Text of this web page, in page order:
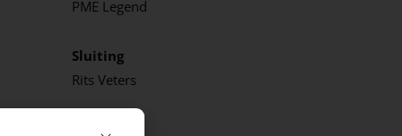
PME Legend
Sluiting
Rits Veters